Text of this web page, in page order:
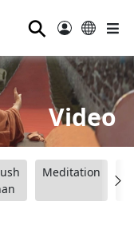
⚲
Video
Meditation